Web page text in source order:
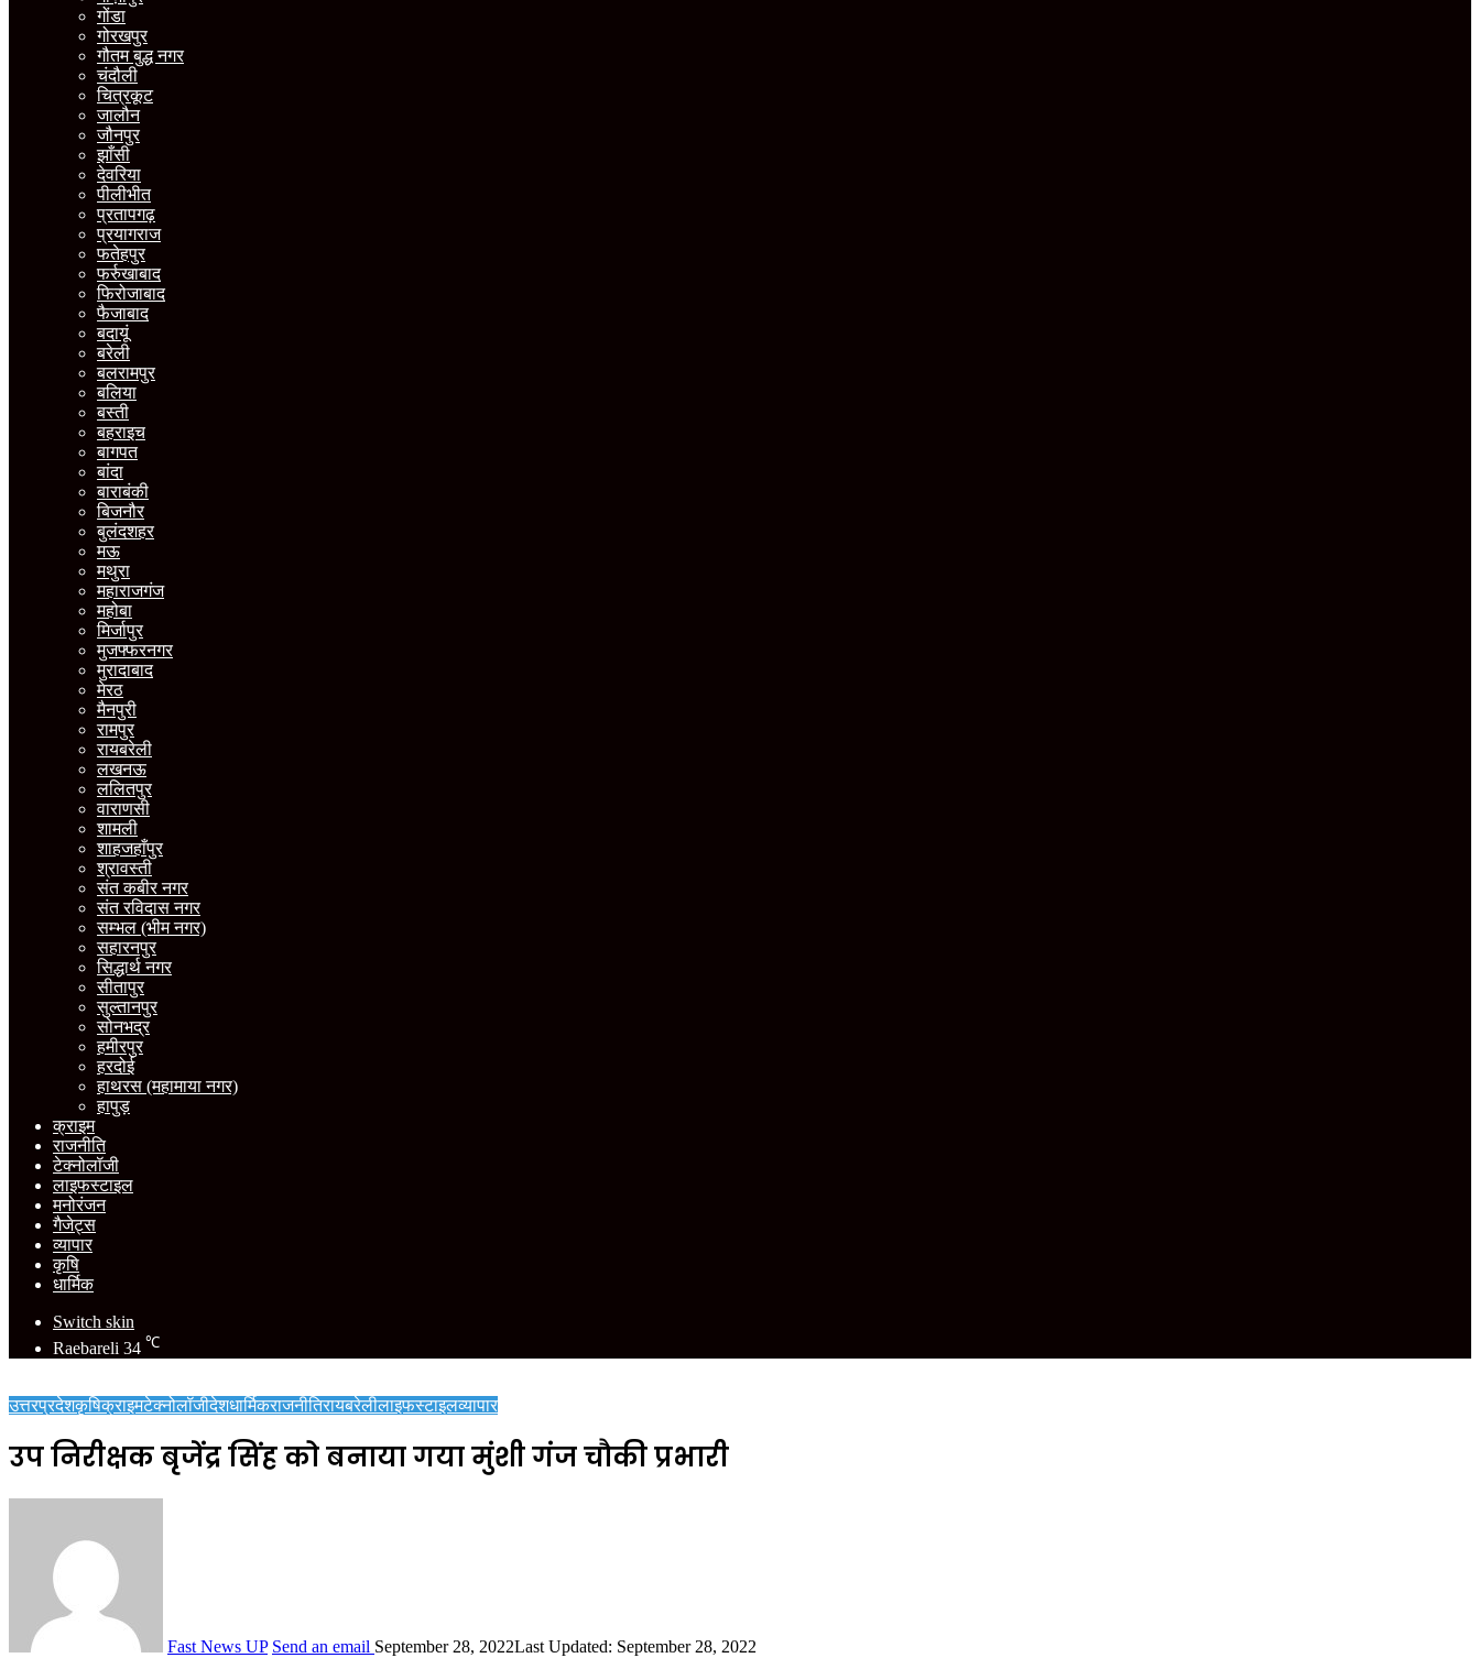
गोंडा
गोरखपुर
गौतम बुद्ध नगर
चंदौली
चित्रकूट
जालौन
जौनपुर
झाँसी
देवरिया
पीलीभीत
प्रतापगढ़
प्रयागराज
फतेहपुर
फर्रुखाबाद
फिरोजाबाद
फैजाबाद
बदायूं
बरेली
बलरामपुर
बलिया
बस्ती
बहराइच
बागपत
बांदा
बाराबंकी
बिजनौर
बुलंदशहर
मऊ
मथुरा
महाराजगंज
महोबा
मिर्जापुर
मुजफ्फरनगर
मुरादाबाद
मेरठ
मैनपुरी
रामपुर
रायबरेली
लखनऊ
ललितपुर
वाराणसी
शामली
शाहजहाँपुर
श्रावस्ती
संत कबीर नगर
संत रविदास नगर
सम्भल (भीम नगर)
सहारनपुर
सिद्धार्थ नगर
सीतापुर
सुल्तानपुर
सोनभद्र
हमीरपुर
हरदोई
हाथरस (महामाया नगर)
हापुड़
क्राइम
राजनीति
टेक्नोलॉजी
लाइफस्टाइल
मनोरंजन
गैजेट्स
व्यापार
कृषि
धार्मिक
Switch skin
Raebareli 34 ℃
उत्तरप्रदेशकृषिक्राइमटेक्नोलॉजीदेशधार्मिकराजनीतिरायबरेलीलाइफस्टाइलव्यापार
उप निरीक्षक बृजेंद्र सिंह को बनाया गया मुंशी गंज चौकी प्रभारी
Fast News UP Send an email September 28, 2022Last Updated: September 28, 2022